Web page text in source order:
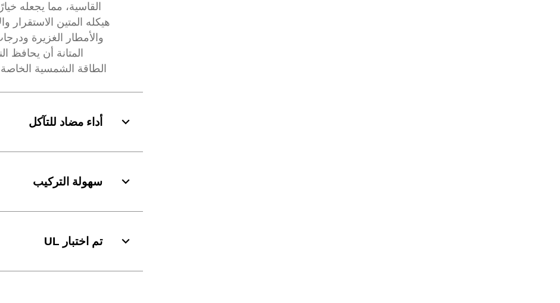
القاسية، مما يجعله
هيكله المتين الاستقرار
والأمطار الغزيرة
المتانة أن يحافظ
الطاقة الشمسية الخاصة
أداء مضاد للتآكل
سهولة التركيب
تم اختبار UL